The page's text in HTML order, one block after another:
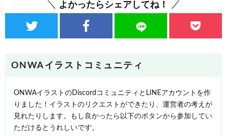
よかったらシェアしてね！
ONWAイラストコミュニティ
ONWAイラストのDiscordコミュニティとLINEアカウントを作
りました！イラストのリクエストができたり、運営者の考えが
見れたりします。もし良かったら以下のボタンから参加してい
ただけるとうれしいです。